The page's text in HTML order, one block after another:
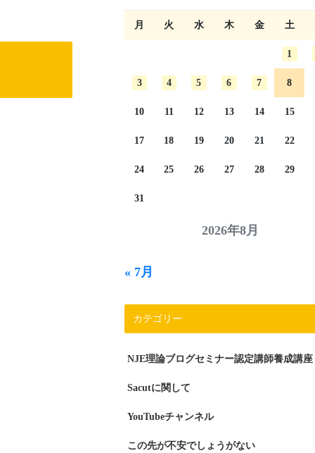
2026年8月
月 火 水 木 金 土
1
3 4 5 6 7 8
10 11 12 13 14 15
17 18 19 20 21 22
24 25 26 27 28 29
31
« 7月
カテゴリー
NJE理論ブログセミナー認定講師養成講座
Sacutに関して
YouTubeチャンネル
この先が不安でしょうがない